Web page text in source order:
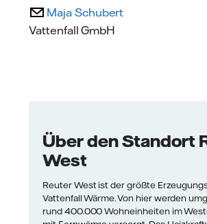
Maja Schubert
Vattenfall GmbH
Über den Standort
West
Reuter West ist der größte
Vattenfall Wärme. Von hier werden
rund 400.000 Wohneinheiten im